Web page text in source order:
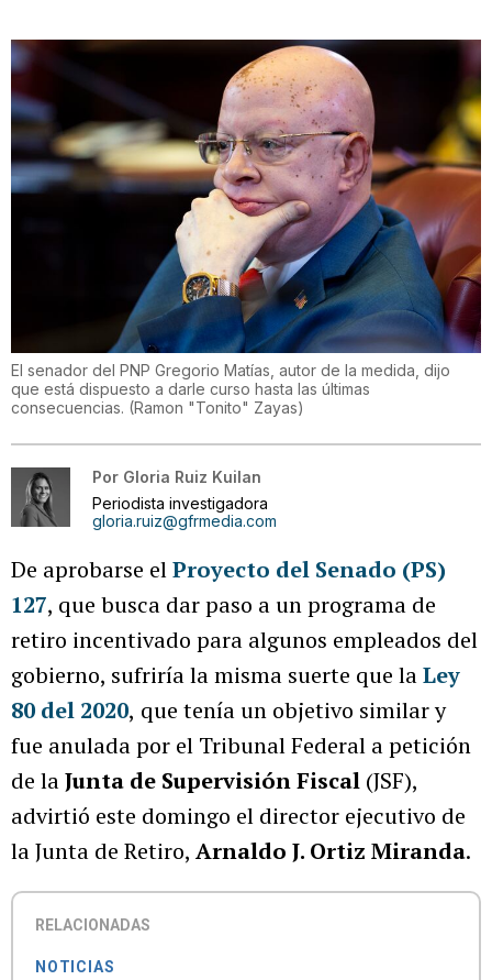
El senador del PNP Gregorio Matías, autor de la medida, dijo
que está dispuesto a darle curso hasta las últimas
consecuencias. (Ramon "Tonito" Zayas)
Por Gloria Ruiz Kuilan
Periodista investigadora
gloria.ruiz@gfrmedia.com
De aprobarse elProyecto del Senado (PS)
127, que busca dar paso a un programa de
retiro incentivado para algunos empleados del
gobierno, sufriría la misma suerte que laLey
80 del 2020, que tenía un objetivo similar y
fue anulada por el Tribunal Federal a petición
de laJunta de Supervisión Fiscal (JSF),
advirtió este domingo el director ejecutivo de
la Junta de Retiro, Arnaldo J. Ortiz Miranda.
RELACIONADAS
NOTICIAS